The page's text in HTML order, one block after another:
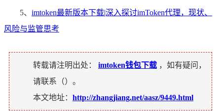
5、 imtoken最新版本下载|深入探讨imToken代理，现状、
风险与监管思考
转载请注明出处： imtoken钱包下载 ，如有疑问，
请联系（）。
本文地址： http://zhangjiang.net/aasz/9449.html